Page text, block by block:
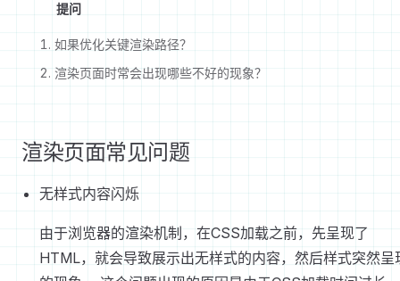
提问
如果优化关键渲染路径？
渲染页面时常会出现哪些不好的现象？
渲染页面常见问题
无样式内容闪烁
由于浏览器的渲染机制，在CSS加载之前，先呈现了
HTML，就会导致展示出无样式的内容，然后样式突然呈